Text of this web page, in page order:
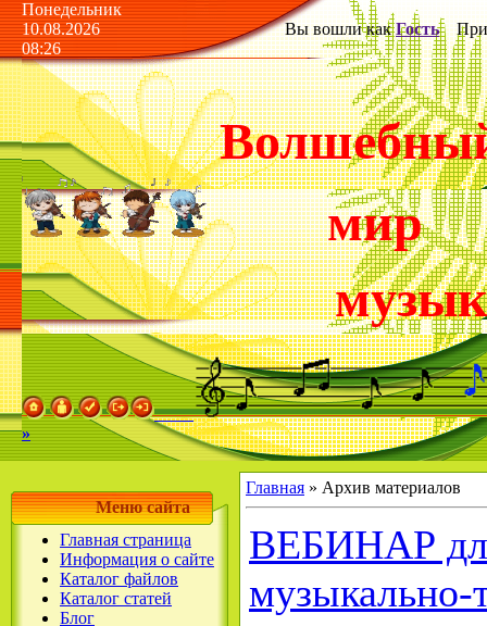
Понедельник
10.08.2026
08:26
Вы вошли как Гость
мир
»
Меню сайта
Главная страница
Информация о сайте
Каталог файлов
Каталог статей
Блог
Главная » Архив материалов
ВЕБИНАР
музыкально-